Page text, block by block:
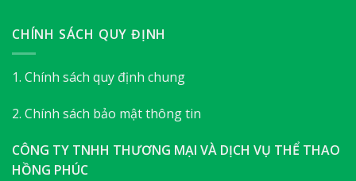
CHÍNH SÁCH QUY ĐỊNH
1. Chính sách quy định chung
2. Chính sách bảo mật thông tin
CÔNG TY TNHH THƯƠNG MẠI VÀ DỊCH VỤ THỂ THAO
HỒNG PHÚC